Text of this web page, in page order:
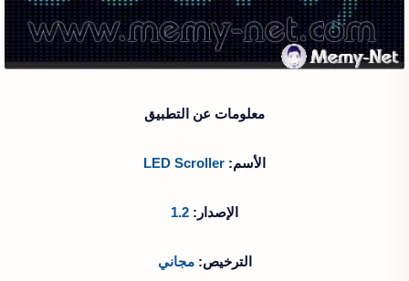
معلومات عن التطبيق
الأسم: LED Scroller
الإصدار: 1.2
الترخيص:مجاني